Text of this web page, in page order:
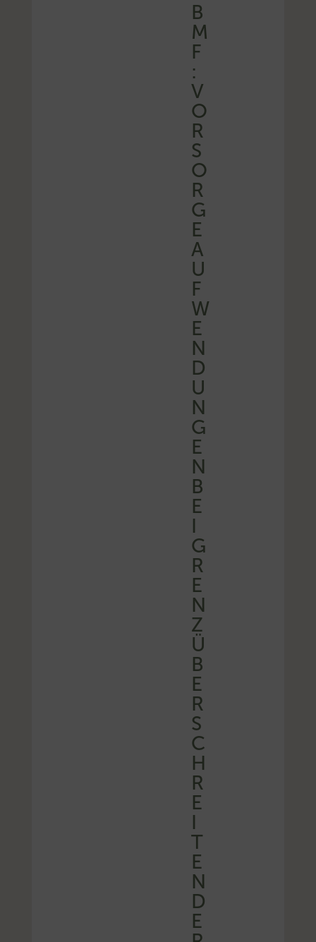
B
M
F
:
V
O
R
S
O
R
G
E
A
U
F
W
E
N
D
U
N
G
E
N
B
E
I
G
R
E
N
Z
Ü
B
E
R
S
C
H
R
E
I
T
E
N
D
E